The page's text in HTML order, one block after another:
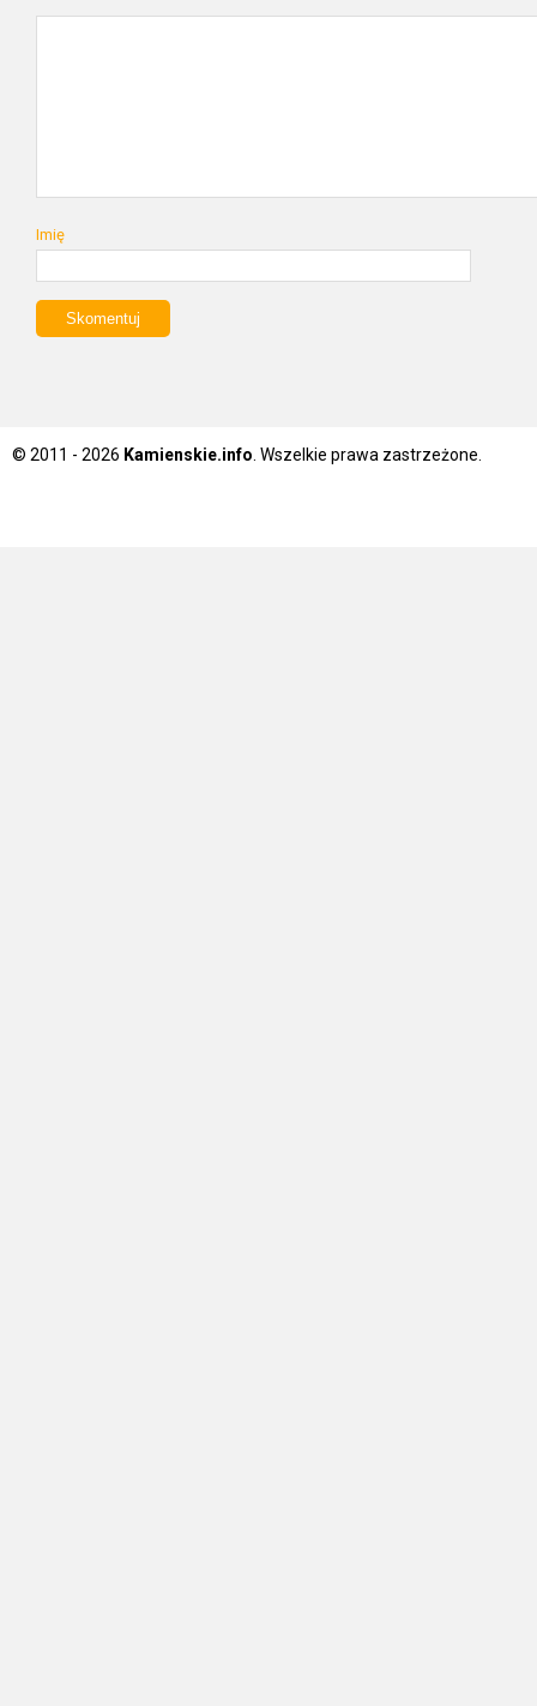
Imię
© 2011 - 2026 Kamienskie.info . Wszelkie prawa zastrzeżone.